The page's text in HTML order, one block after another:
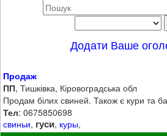
Додати Ваше
Продаж
ПП, Тишківка, Кіровоградська обл
Продам білих свиней. Також є кури та
Тел: 0675850698
свиньи, гуси, куры,